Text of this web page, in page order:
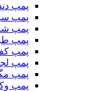
پمپ
پمپ
پمپ
پمپ
پمپ
پمپ
پمپ
پمپ